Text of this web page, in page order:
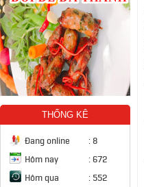
THỐNG KÊ
Đang online :8
Hôm nay
:672
Hôm qua
:552